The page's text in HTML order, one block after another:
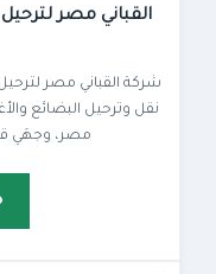
القباني مصر لترحيل
شركة القباني مصر لترحيل
نقل وترحيل البضائع
مصر، وجهَي قبلي